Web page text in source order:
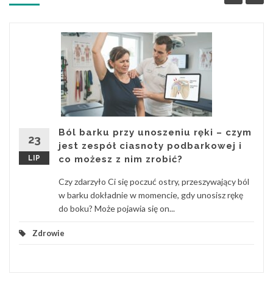
23
LIP
Ból barku przy unoszeniu ręki – czym
jest zespół ciasnoty podbarkowej i
co możesz z nim zrobić?
Czy zdarzyło Ci się poczuć ostry, przeszywający ból
w barku dokładnie w momencie, gdy unosisz rękę
do boku? Może pojawia się on...
Zdrowie